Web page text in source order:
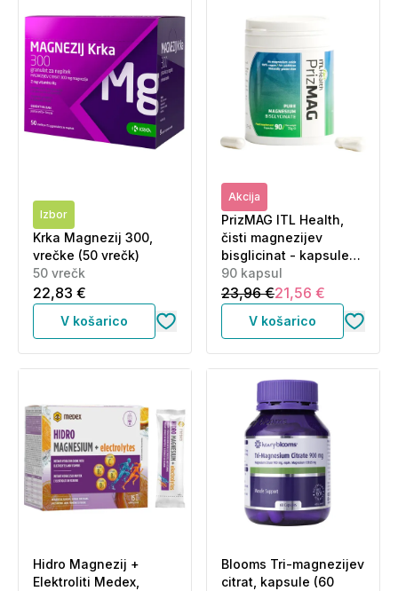
Izbor
Krka Magnezij 300,
vrečke (50 vrečk)
50 vrečk
22,83 €
V košarico
Akcija
PrizMAG ITL Health,
čisti magnezijev
bisglicinat - kapsule
(90 kapsul)
90 kapsul
23,96 €21,56 €
V košarico
Hidro Magnezij +
Elektroliti Medex,
Blooms Tri-magnezijev
citrat, kapsule (60